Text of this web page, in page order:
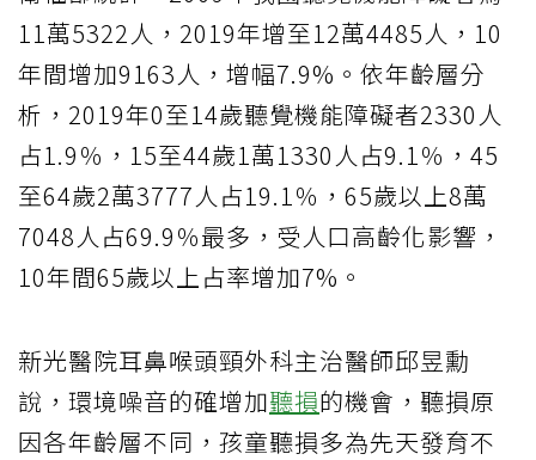
11萬5322人，2019年增至12萬4485人，10
年間增加9163人，增幅7.9%。依年齡層分
析，2019年0至14歲聽覺機能障礙者2330人
占1.9％，15至44歲1萬1330人占9.1％，45
至64歲2萬3777人占19.1％，65歲以上8萬
7048人占69.9％最多，受人口高齡化影響，
10年間65歲以上占率增加7%。
新光醫院耳鼻喉頭頸外科主治醫師邱昱勳
說，環境噪音的確增加聽損的機會，聽損原
因各年齡層不同，孩童聽損多為先天發育不